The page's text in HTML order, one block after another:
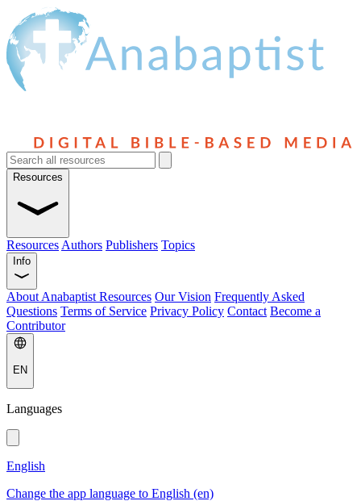
Resources
Resources Authors Publishers Topics
Info
About Anabaptist Resources Our Vision Frequently Asked
Questions Terms of Service Privacy Policy Contact Become a
Contributor
EN
Languages
English
Change the app language to English (en)